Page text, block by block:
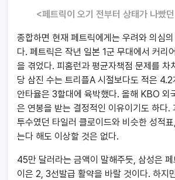
<페트릭이 오기 전부터 상태가 나빴
종합하면 현재 페트릭에게는 우려와 의심
다. 페트릭은 작년 일본 1군 무대에서 커리
을 겪었다. 피홈런과 평균자책점 문제를 차
당 삼진 수는 트리플A 시절보다도 적은 4.2
안타율은 3할대에 육박했다. 올해 KBO 외
은 연봉을 받는 결정적인 이유이기도 하다.
투수였던 타일러 클로이드와 비슷한 성적
는다 해도 이상할 것은 없다.
45만 달러라는 금액이 말해주듯, 삼성은 페
이은 2, 3선발급 활약을 바랄 것이다. 하지